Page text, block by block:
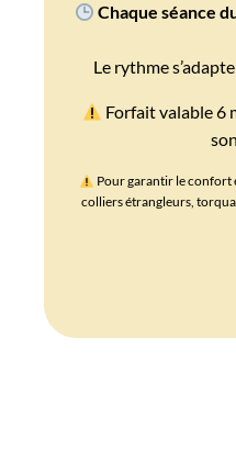
Chaque séance
Le rythme
Forfait valable 6
Pour garantir le confort
colliers étrangleurs,